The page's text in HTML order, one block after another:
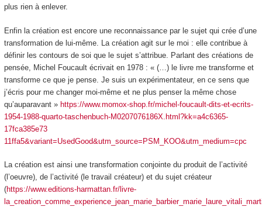
plus rien à enlever.
Enfin la création est encore une reconnaissance par le sujet qui crée d’une
transformation de lui-même. La création agit sur le moi : elle contribue à
définir les contours de soi que le sujet s’attribue. Parlant des créations de
pensée, Michel Foucault écrivait en 1978 : « (…) le livre me transforme et
transforme ce que je pense. Je suis un expérimentateur, en ce sens que
j’écris pour me changer moi-même et ne plus penser la même chose
qu’auparavant » https://www.momox-shop.fr/michel-foucault-dits-et-ecrits-
1954-1988-quarto-taschenbuch-M0207076186X.html?kk=a4c6365-
17fca385e73
11ffa5&variant=UsedGood&utm_source=PSM_KOO&utm_medium=cpc
La création est ainsi une transformation conjointe du produit de l’activité
(l’oeuvre), de l’activité (le travail créateur) et du sujet créateur
(https://www.editions-harmattan.fr/livre-